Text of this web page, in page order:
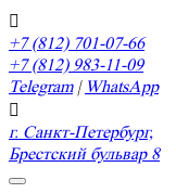
+7 (812) 701-07-66
+7 (812) 983-11-09
Telegram| WhatsApp
г. Санкт-Петербург,
Брестский бульвар 8